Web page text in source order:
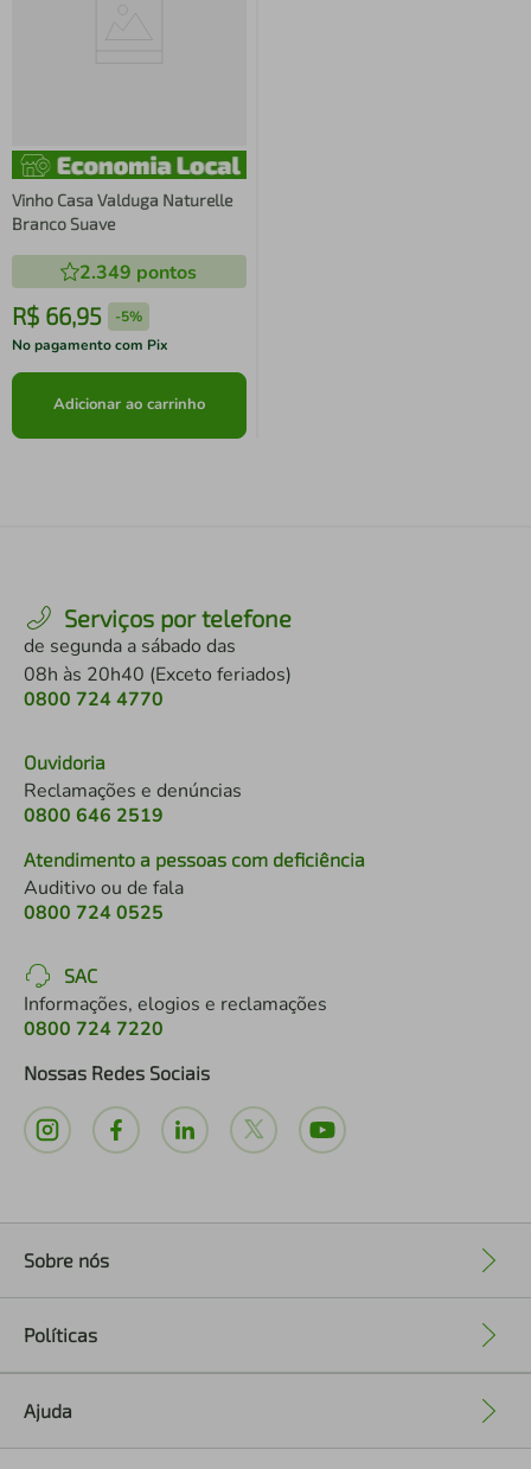
Vinho Casa Valduga Naturelle
Branco Suave
2.349 pontos
R$ 66,95 -5%
No pagamento com Pix
Adicionar ao carrinho
Serviços por telefone
de segunda a sábado das
08h às 20h40 (Exceto feriados)
0800 724 4770
Ouvidoria
Reclamações e denúncias
0800 646 2519
Atendimento a pessoas com deficiência
Auditivo ou de fala
0800 724 0525
SAC
Informações, elogios e reclamações
0800 724 7220
Nossas Redes Sociais
Sobre nós
Políticas
Ajuda